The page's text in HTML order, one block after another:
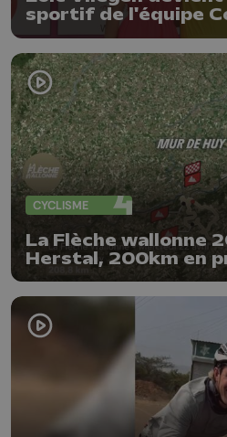
sportif de l'équipe
CYCLISME
La Flèche wallonne
Herstal, 200km en